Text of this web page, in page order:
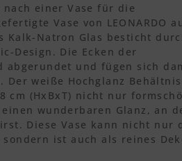
einer Vase für die
Vase von LEONARDO
Kalk-Natron Glas besticht
Design. Die Ecken der
abgerundet und fügen sich
Der weiße Hochglanz
cm (HxBxT) nicht nur
wunderbaren Glanz, an
Diese Vase kann nicht nur
ist auch als reines